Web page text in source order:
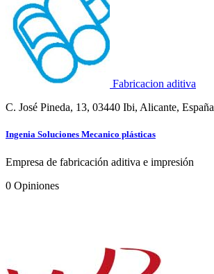
Fabricacion aditiva
C. José Pineda, 13, 03440 Ibi, Alicante, España
Ingenia Soluciones Mecanico plásticas
Empresa de fabricación aditiva e impresión
0 Opiniones